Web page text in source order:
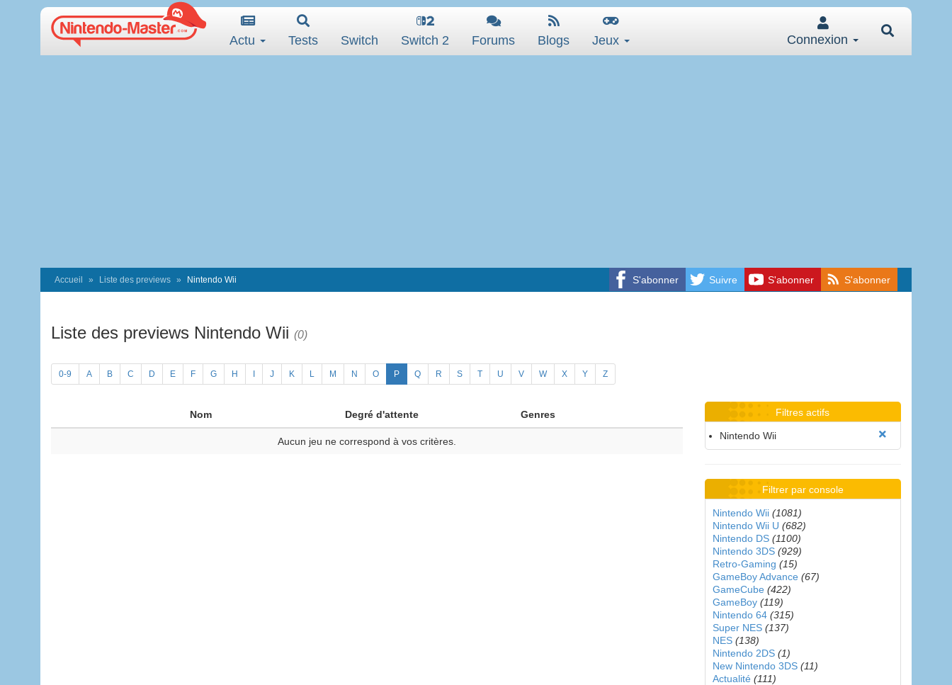
Actu Tests Switch Switch 2 Forums Blogs Jeux Connexion
S'abonner Suivre S'abonner S'abonner
Accueil Liste des previews Nintendo Wii
Liste des previews Nintendo Wii (0)
0-9 A B C D E F G H J K L M N O P Q R S T U V W X Y Z
Nom Degré d'attente Genres
Aucun jeu ne correspond à vos critères.
Filtres actifs
Nintendo Wii
Filtrer par console
Nintendo Wii (1081)
Nintendo Wii U (682)
Nintendo DS (1100)
Nintendo 3DS (929)
Retro-Gaming (15)
GameBoy Advance (67)
GameCube (422)
GameBoy (119)
Nintendo 64 (315)
Super NES (137)
NES (138)
Nintendo 2DS (1)
New Nintendo 3DS (11)
Actualité (111)